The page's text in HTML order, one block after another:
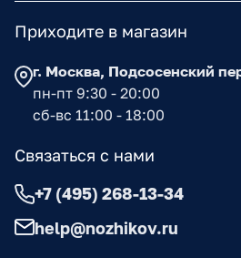
Приходите в магазин
г. Москва, Подсосенский
пн-пт 9:30 - 20:00
сб-вс 11:00 - 18:00
Связаться с нами
+7 (495) 268-13-34
help@nozhikov.ru